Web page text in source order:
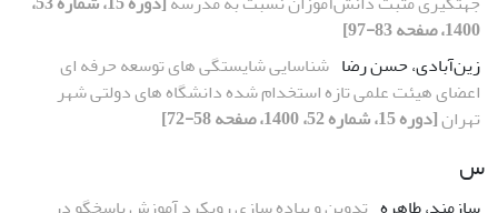
1400، صفحه 83-97]
زین‌آبادی، حسن رضا شناسایی شایستگی های توسعه حرفه ای
اعضای هیئت علمی تازه استخدام شده دانشگاه های دولتی شهر
تهران[دوره 15، شماره 52، 1400، صفحه 58-72]
س